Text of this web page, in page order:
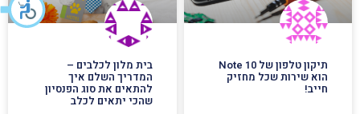
תיקון טלפון של Note 10
הוא שירות שכל מחזיק
חייב!
בית מלון לכלבים –
המדריך השלם איך
להתאים את סוג הפנסיון
שהכי יתאים לכלב